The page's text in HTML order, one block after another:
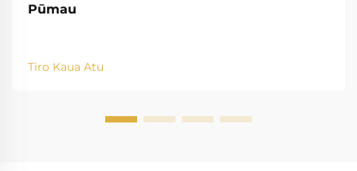
Pūmau
Tiro Kaua Atu